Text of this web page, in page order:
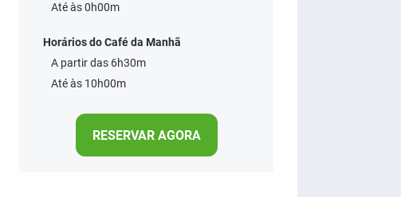
Até às 0h00m
Horários do Café da Manhã
A partir das 6h30m
Até às 10h00m
RESERVAR AGORA